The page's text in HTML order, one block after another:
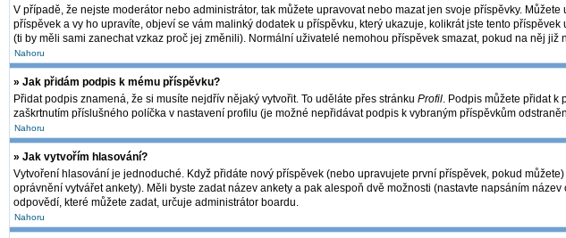
V případě, že nejste moderátor nebo administrátor, tak můžete upravovat nebo mazat jen svoje příspěvky.
příspěvek a vy ho upravíte, objeví se vám malinký dodatek u příspěvku, který ukazuje, kolikrát jste tento
(ti by měli sami zanechat vzkaz proč jej změnili). Normální uživatelé nemohou příspěvek smazat, pokud na něj již
Nahoru
» Jak přidám podpis k mému příspěvku?
Přidat podpis znamená, že si musíte nejdřív nějaký vytvořit. To uděláte přes stránku Profil. Podpis můžete přidat k
zaškrtnutím příslušného políčka v nastavení profilu (je možné nepřidávat podpis k vybraným příspěvkům
Nahoru
» Jak vytvořím hlasování?
Vytvoření hlasování je jednoduché. Když přidáte nový příspěvek (nebo upravujete první příspěvek, pokud
oprávnění vytvářet ankety). Měli byste zadat název ankety a pak alespoň dvě možnosti (nastavte napsáním název
odpovědí, které můžete zadat, určuje administrátor boardu.
Nahoru